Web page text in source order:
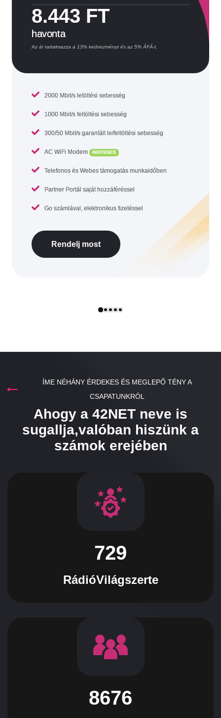
8.443 FT
havonta
Az ár tartalmazza a 13% kedvezményt és az 5% ÁFÁ-t.
2000 Mbit/s letöltési sebesség
1000 Mbit/s feltöltési sebesség
300/50 Mbit/s garantált le/feltöltési sebesség
AC WiFi Modem INGYENES
Telefonos és Webes támogatás munkaidőben
Partner Portál saját hozzáféréssel
Go számlával, elektronikus fizetéssel
Rendelj most
ÍME NÉHÁNY ÉRDEKES ÉS MEGLEPŐ TÉNY A
CSAPATUNKRÓL
Ahogy a 42NET neve is
sugallja,valóban hiszünk a
számok erejében
729
RádióVilágszerte
8676